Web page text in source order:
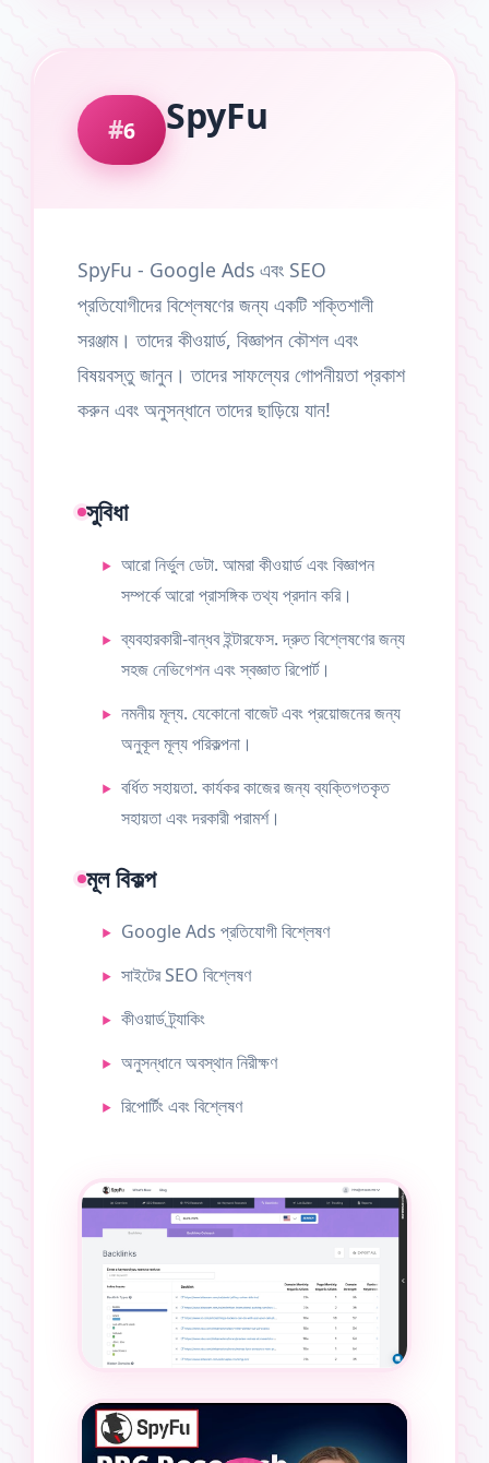
6 SpyFu
SpyFu - Google Ads এবং SEO
প্রতিযোগীদের বিশ্লেষণের জন্য একটি শক্তিশালী
সরঞ্জাম। তাদের কীওয়ার্ড, বিজ্ঞাপন কৌশল এবং
বিষয়বস্তু জানুন। তাদের সাফল্যের গোপনীয়তা প্রকাশ
করুন এবং অনুসন্ধানে তাদের ছাড়িয়ে যান!
সুবিধা
আরো নির্ভুল ডেটা. আমরা কীওয়ার্ড এবং বিজ্ঞাপন
সম্পর্কে আরো প্রাসঙ্গিক তথ্য প্রদান করি।
ব্যবহারকারী-বান্ধব ইন্টারফেস. দ্রুত বিশ্লেষণের জন্য
সহজ নেভিগেশন এবং স্বজ্ঞাত রিপোর্ট।
নমনীয় মূল্য. যেকোনো বাজেট এবং প্রয়োজনের জন্য
অনুকূল মূল্য পরিকল্পনা।
বর্ধিত সহায়তা. কার্যকর কাজের জন্য ব্যক্তিগতকৃত
সহায়তা এবং দরকারী পরামর্শ।
মূল বিকল্প
Google Ads প্রতিযোগী বিশ্লেষণ
সাইটের SEO বিশ্লেষণ
কীওয়ার্ড ট্র্যাকিং
অনুসন্ধানে অবস্থান নিরীক্ষণ
রিপোর্টিং এবং বিশ্লেষণ